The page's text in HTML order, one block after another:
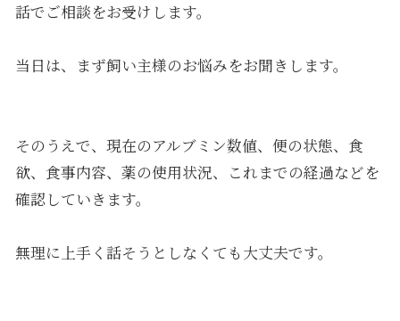
話でご相談をお受けします。
当日は、まず飼い主様のお悩みをお聞きします。
そのうえで、現在のアルブミン数値、便の状態、食
欲、食事内容、薬の使用状況、これまでの経過などを
確認していきます。
無理に上手く話そうとしなくても大丈夫です。